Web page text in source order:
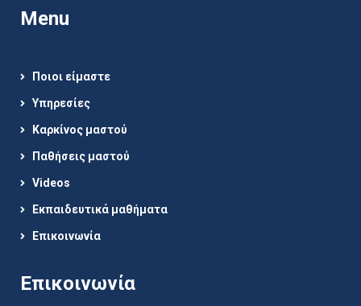
Menu
Ποιοι είμαστε
Υπηρεσίες
Καρκίνος μαστού
Παθήσεις μαστού
Videos
Εκπαιδευτικά μαθήματα
Επικοινωνία
Επικοινωνία